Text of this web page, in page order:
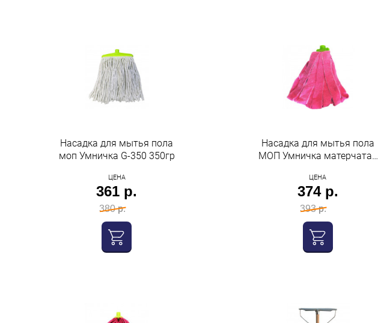
Насадка для мытья пола
моп Умничка G-350 350гр
ЦЕНА
361 р.
380 р.
Насадка для мытья пола
МОП Умничка матерчатая
ЦЕНА
374 р.
393 р.